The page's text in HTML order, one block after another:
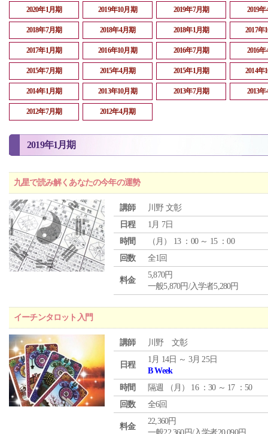
2020年1月期 2019年10月期 2019年7月期 2019
2018年7月期 2018年4月期 2018年1月期 2017年
2017年1月期 2016年10月期 2016年7月期 2016
2015年7月期 2015年4月期 2015年1月期 2014年
2014年1月期 2013年10月期 2013年7月期 2013
2012年7月期 2012年4月期
2019年1月期
九星で読み解くあなたの今年の運勢
講師
川野 文彰
日程
1月 7日
時間
（ 月 ） 13 ：00 ～ 15 ：00
回数
全1回
料金
5,870円
一般5,870円/入学者5,280円
イーチンタロット入門
講師 川野 文彰
日程
1月 14日 ～ 3月 25日
B Week
時間
隔週 （ 月 ） 16 ：30 ～ 17 ：50
回数
全6回
料金
22,360円